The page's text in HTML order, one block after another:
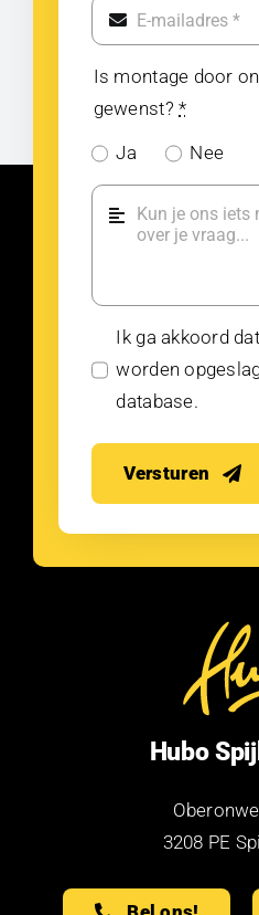
Is montage door
gewenst? *
Ja Nee
Ik ga akkoord
worden
database.
Versturen
Hubo
3208 PE